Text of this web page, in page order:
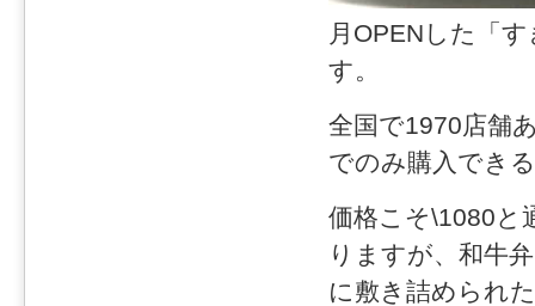
月OPENした「
す。
全国で1970店舗
でのみ購入でき
価格こそ\1080と
りますが、和牛
に敷き詰められ